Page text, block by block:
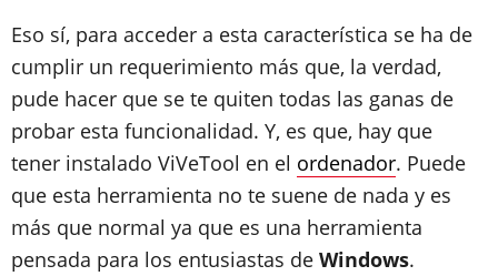
Eso sí, para acceder a esta característica se ha de
cumplir un requerimiento más que, la verdad,
pude hacer que se te quiten todas las ganas de
probar esta funcionalidad. Y, es que, hay que
tener instalado ViVeTool en el ordenador. Puede
que esta herramienta no te suene de nada y es
más que normal ya que es una herramienta
pensada para los entusiastas de Windows.